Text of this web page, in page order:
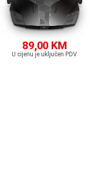
89,00 KM
U cijenu je uključen PDV